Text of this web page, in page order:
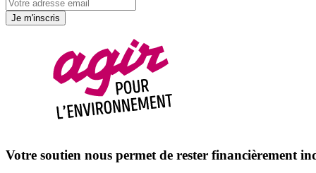
Je m'inscris
Votre soutien nous permet de rester financièrement